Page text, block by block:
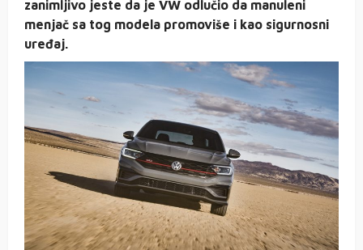
zanimljivo jeste da je VW odlučio da manuleni
menjač sa tog modela promoviše i kao sigurnosni
uređaj.